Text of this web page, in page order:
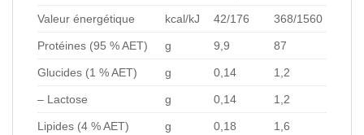
Valeur énergétique kcal/kJ 42/176 368/1560
Protéines (95 % AET) g 9,9 87
Glucides (1 % AET) g 0,14 1,2
– Lactose g 0,14 1,2
Lipides (4 % AET) g 0,18 1,6